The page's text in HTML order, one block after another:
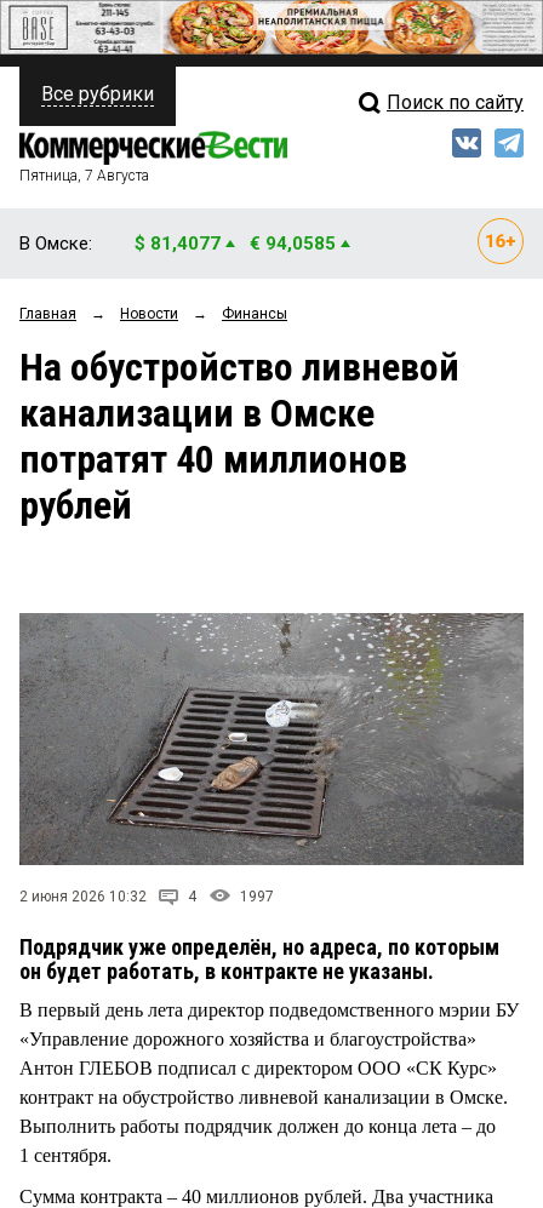
ПОЛИТИКА
ФИНАНСЫ
ОБЩЕСТВО
ЗАКОН
НОВОСТИ КОМПАНИЙ
ПРОИСШЕСТВИЯ
Свежий выпуск
Рейтинги
Блоги
Архив
Все рубрики Поиск по сайту
Пятница, 7 Августа
В Омске: $ 81,4077 € 94,0585
Главная → Новости → Финансы
На обустройство ливневой
канализации в Омске
потратят 40 миллионов
рублей
2 июня 2026 10:32 4 1997
Подрядчик уже определён, но адреса, по которым
он будет работать, в контракте не указаны.
В первый день лета директор подведомственного мэрии БУ
«Управление дорожного хозяйства и благоустройства»
Антон ГЛЕБОВ подписал с директором ООО «СК Курс»
контракт на обустройство ливневой канализации в Омске.
Выполнить работы подрядчик должен до конца лета – до
1 сентября.
Сумма контракта – 40 миллионов рублей. Два участника